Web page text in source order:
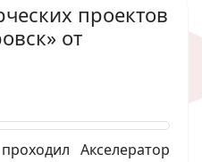
проектов
от
Акселератор